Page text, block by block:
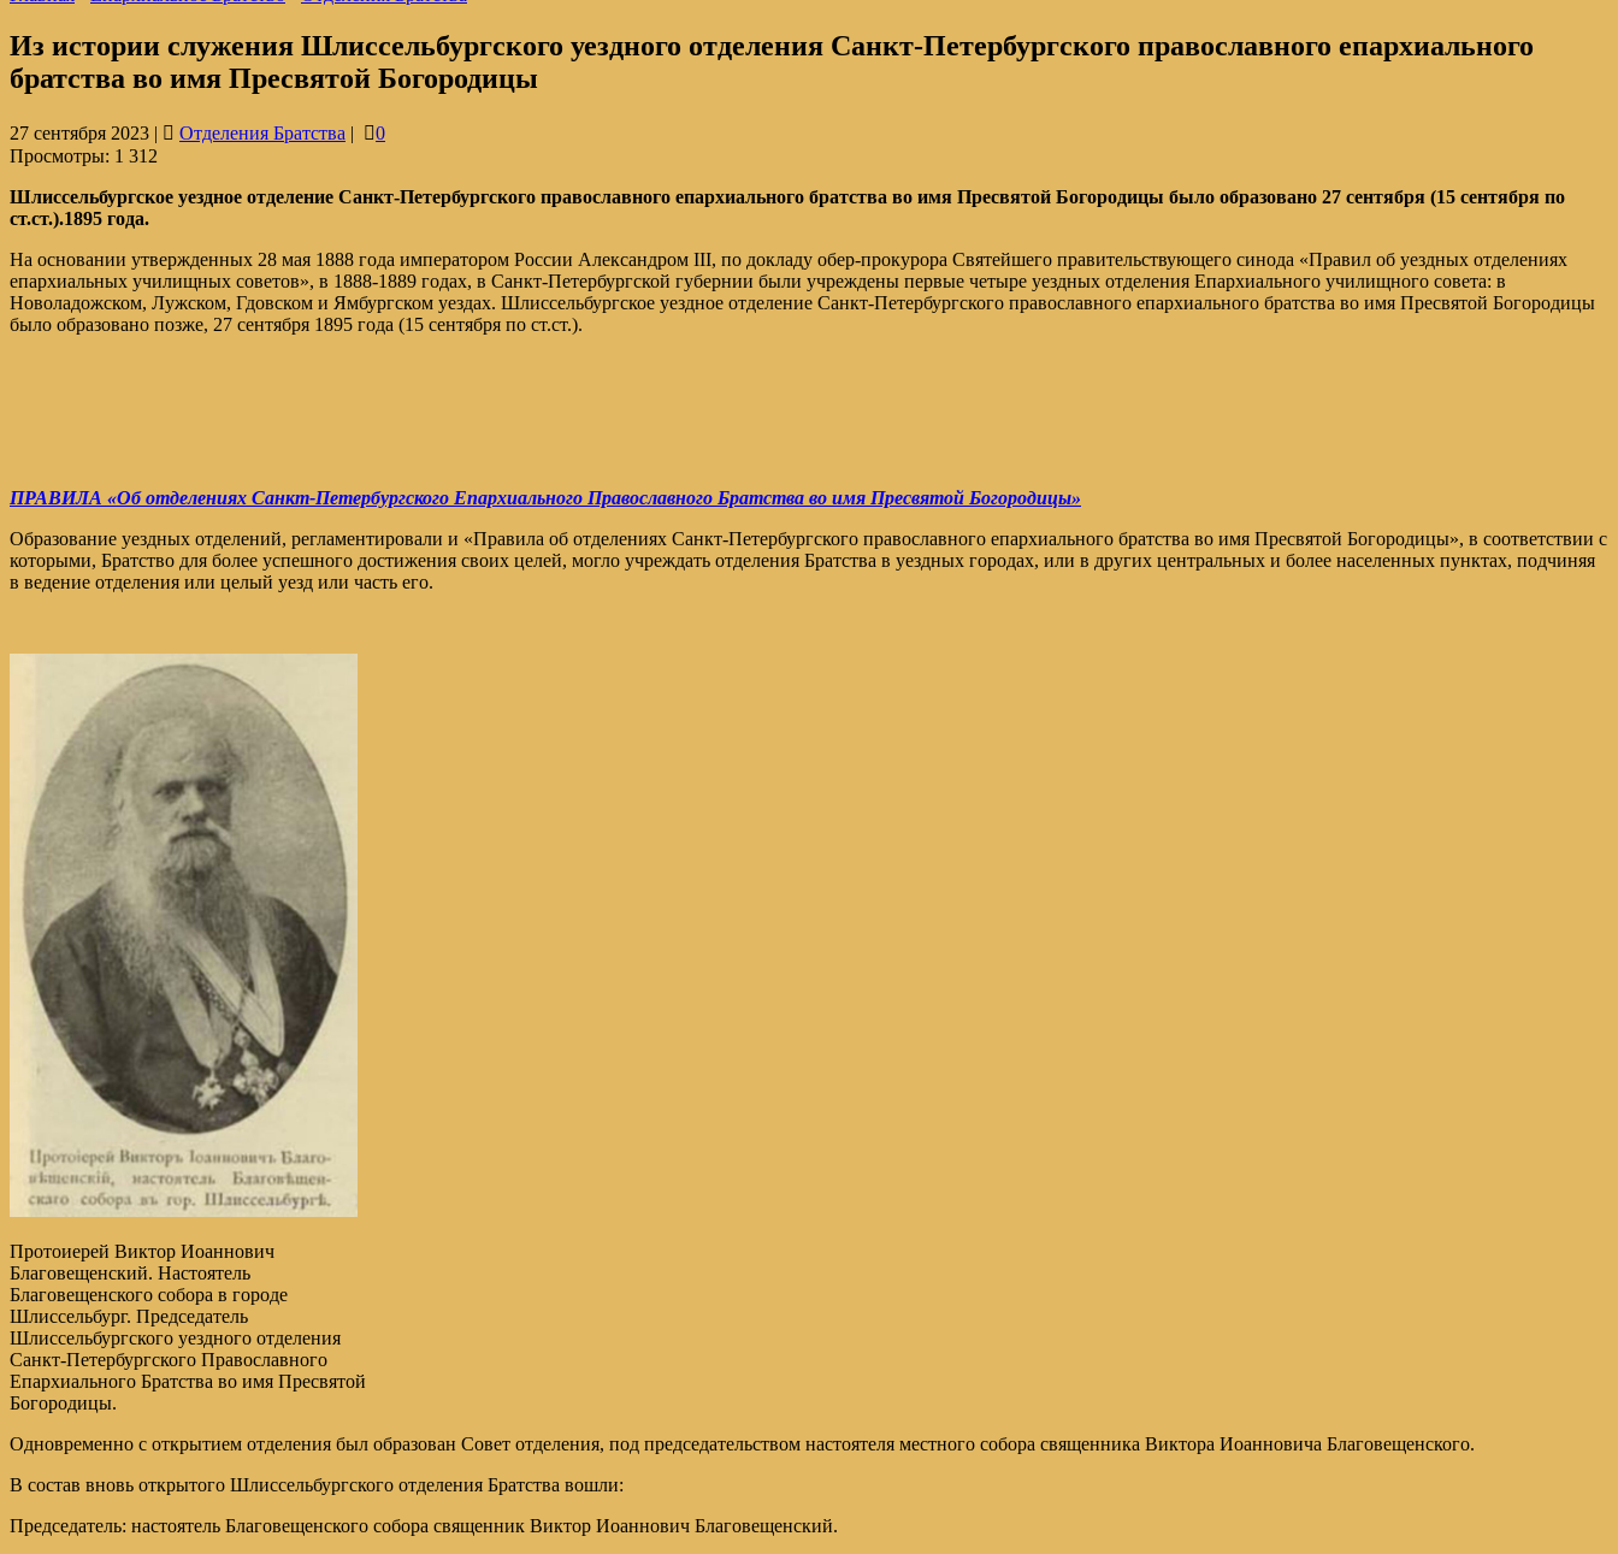
Из истории служения Шлиссельбургского уездного отделения Санкт-Петербургского православного епархиального
братства во имя Пресвятой Богородицы
27 сентября 2023 | Отделения Братства |
0
Просмотры: 1 312
Шлиссельбургское уездное отделение Санкт-Петербургского православного епархиального братства во имя Пресвятой Богородицы было образовано 27 сентября (15 сентября по
ст.ст.).1895 года.
На основании утвержденных 28 мая 1888 года императором России Александром III, по докладу обер-прокурора Святейшего правительствующего синода «Правил об уездных отделениях
епархиальных училищных советов», в 1888-1889 годах, в Санкт-Петербургской губернии были учреждены первые четыре уездных отделения Епархиального училищного совета: в
Новоладожском, Лужском, Гдовском и Ямбургском уездах. Шлиссельбургское уездное отделение Санкт-Петербургского православного епархиального братства во имя Пресвятой Богородицы
было образовано позже, 27 сентября 1895 года (15 сентября по ст.ст.).
ПРАВИЛА «Об отделениях Санкт-Петербургского Епархиального Православного Братства во имя Пресвятой Богородицы»
Образование уездных отделений, регламентировали и «Правила об отделениях Санкт-Петербургского православного епархиального братства во имя Пресвятой Богородицы», в соответствии с
которыми, Братство для более успешного достижения своих целей, могло учреждать отделения Братства в уездных городах, или в других центральных и более населенных пунктах, подчиняя
в ведение отделения или целый уезд или часть его.
Протоиерей Виктор Иоаннович
Благовещенский. Настоятель
Благовещенского собора в городе
Шлиссельбург. Председатель
Шлиссельбургского уездного отделения
Санкт-Петербургского Православного
Епархиального Братства во имя Пресвятой
Богородицы.
Одновременно с открытием отделения был образован Совет отделения, под председательством настоятеля местного собора священника Виктора Иоанновича Благовещенского.
В состав вновь открытого Шлиссельбургского отделения Братства вошли:
Председатель: настоятель Благовещенского собора священник Виктор Иоаннович Благовещенский.